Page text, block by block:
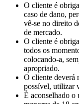
O cliente é
caso de dano,
vê-se no direito
de mercado.
O cliente é
todos os
colocando-a,
apropriado.
O cliente deverá
possível, utilizar
É aconselhado o